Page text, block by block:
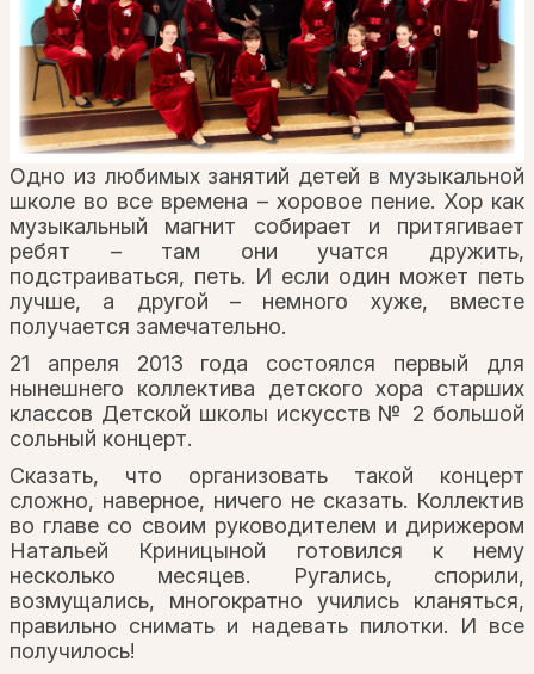
Одно из любимых занятий детей в музыкальной
школе во все времена – хоровое пение. Хор как
музыкальный магнит собирает и притягивает
ребят – там они учатся дружить,
подстраиваться, петь. И если один может петь
лучше, а другой – немного хуже, вместе
получается замечательно.
21 апреля 2013 года состоялся первый для
нынешнего коллектива детского хора старших
классов Детской школы искусств № 2 большой
сольный концерт.
Сказать, что организовать такой концерт
сложно, наверное, ничего не сказать. Коллектив
во главе со своим руководителем и дирижером
Натальей Криницыной готовился к нему
несколько месяцев. Ругались, спорили,
возмущались, многократно учились кланяться,
правильно снимать и надевать пилотки. И все
получилось!